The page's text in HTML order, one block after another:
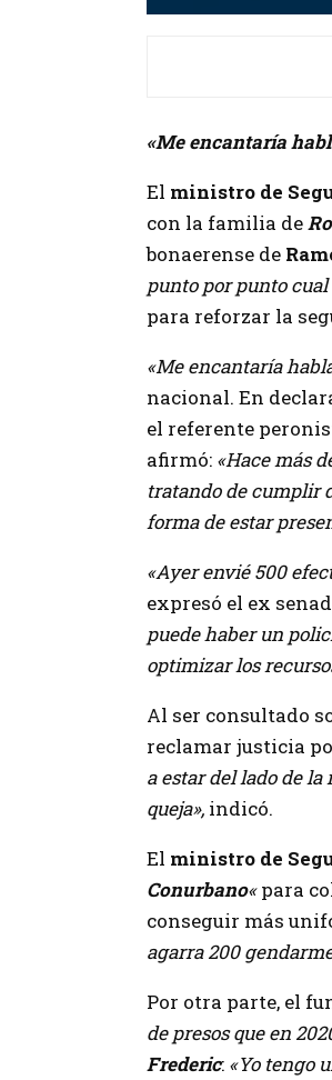
«Me encantaría
El ministro de
con la familia de
bonaerense de
punto por punto
para reforzar la
«Me encantaría
nacional. En
el referente
afirmó: «Hace más
tratando de cumplir
forma de estar
«Ayer envié 500
expresó el ex
puede haber un
optimizar los
Al ser consultado
reclamar justicia
a estar del lado de la
queja», indicó.
El ministro de
Conurbano«para
conseguir más
agarra 200
Por otra parte, el
de presos que en
Frederic: «Yo tengo